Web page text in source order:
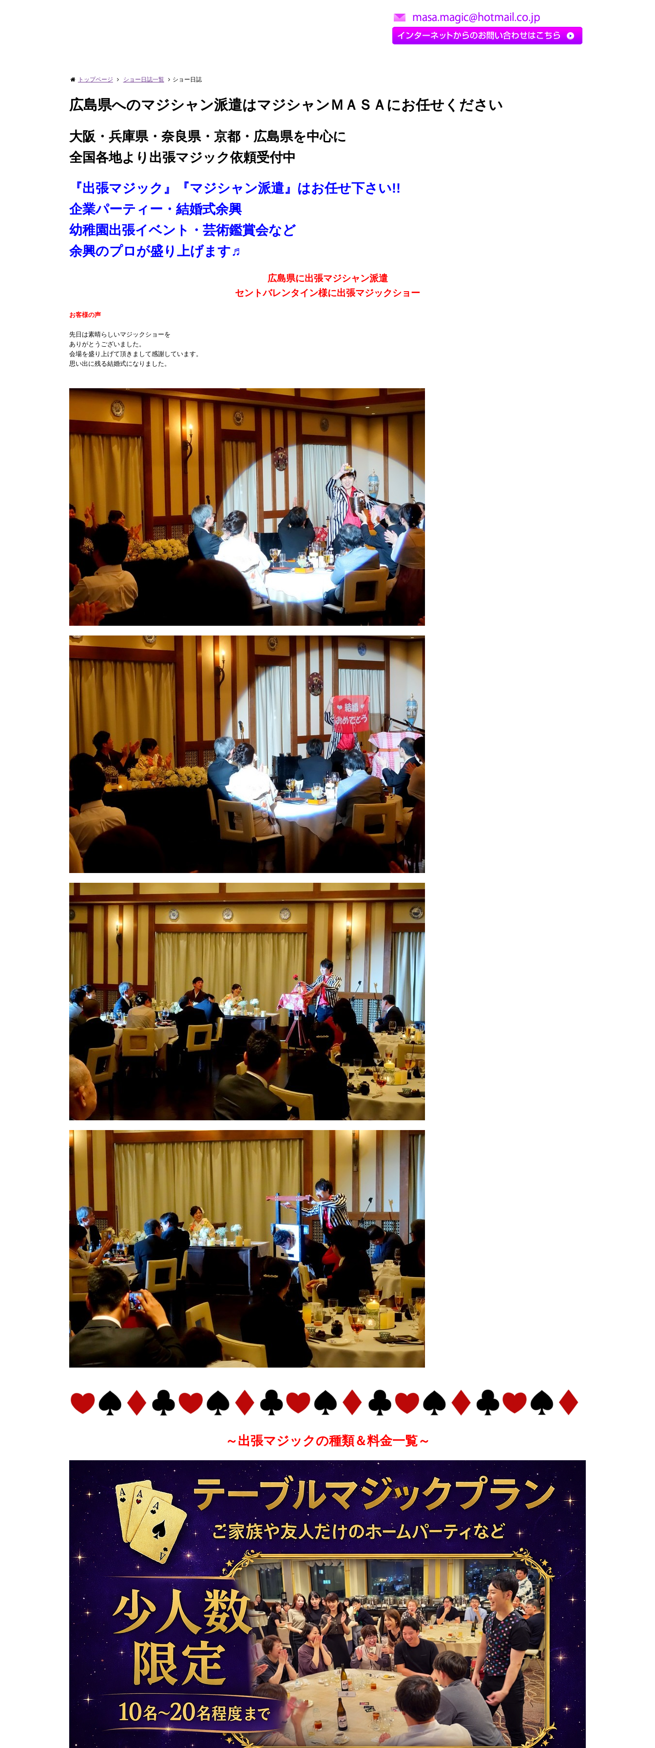
トップページ ショー日誌一覧 ショー日誌
広島県へのマジシャン派遣はマジシャンＭＡＳＡにお任せください
大阪・兵庫県・奈良県・京都・広島県を中心に
全国各地より出張マジック依頼受付中
『出張マジック』『マジシャン派遣』はお任せ下さい!!
企業パーティー・結婚式余興
幼稚園出張イベント・芸術鑑賞会など
余興のプロが盛り上げます♬
広島県に出張マジシャン派遣
セントバレンタイン様に出張マジックショー
お客様の声
先日は素晴らしいマジックショーを
ありがとうございました。
会場を盛り上げて頂きまして感謝しています。
思い出に残る結婚式になりました。
～出張マジックの種類＆料金一覧～